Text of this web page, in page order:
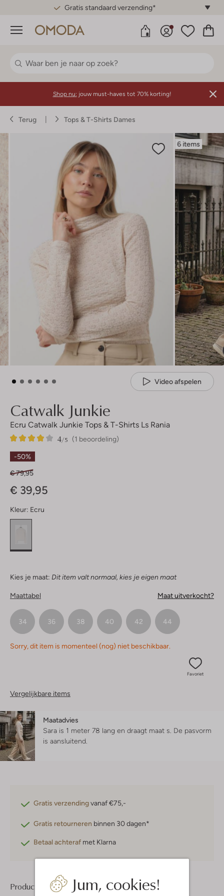
Gratis standaard verzending*
Menu
Jum, cookies!
Shop nu: jouw must-haves tot 70% korting!
Terug Tops & T-Shirts Dames
6 items
Video afspelen
Catwalk Junkie
Ecru Catwalk Junkie Tops & T-Shirts Ls Rania
(1 beoordeling)
4/5
1
4
Sterren
-50%
€ 79,95
€ 39,95
Kleur: Ecru
Kies je maat: Dit item valt normaal, kies je eigen maat
Maattabel Maat uitverkocht?
34 36 38 40 42 44
Sorry, dit item is momenteel (nog) niet beschikbaar.
Favoriet
Vergelijkbare items
Maatadvies
Sara is 1 meter 78 lang en draagt maat s. De pasvorm
is aansluitend
Gratis verzendingvanaf €75,-
Gratis retourneren binnen 30 dagen*
Betaal achteraf met Klarna
Product informatie